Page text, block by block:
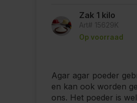
Zak 1 kilo
Art# 15629K
Op voorraad
Agar agar poeder
en kan ook worden
ons. Het poeder is